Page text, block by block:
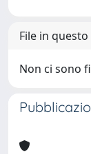
File in
Non ci sono